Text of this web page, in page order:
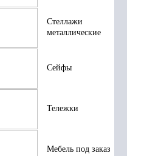
Стеллажи
металлические
Сейфы
Тележки
Мебель под заказ